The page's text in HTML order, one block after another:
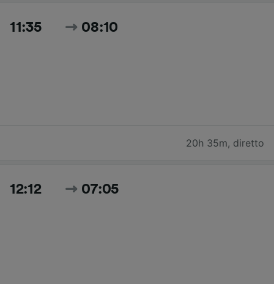
11:35 08:10
20h 35m, diretto
12:12 07:05